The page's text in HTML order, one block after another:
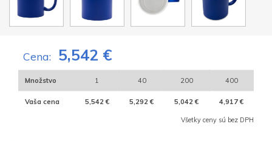
Cena: 5,542 €
Množstvo 1 40 200 400
Vaša cena 5,542 € 5,292 € 5,042 € 4,917 €
Všetky ceny sú bez DPH